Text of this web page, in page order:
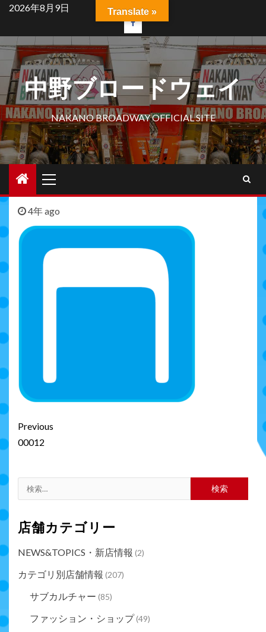
Skip
content
2026年8月9日
facebook
中野ブロードウェイ
NAKANO BROADWAY OFFICIAL SITE
Menu
4年 ago
Continue
Reading
Previous
00012
索:
店舗カテゴリー
NEWS&TOPICS・新店情報 (2)
カテゴリ別店舗情報 (207)
サブカルチャー (85)
ファッション・ショップ(49)
Translate »